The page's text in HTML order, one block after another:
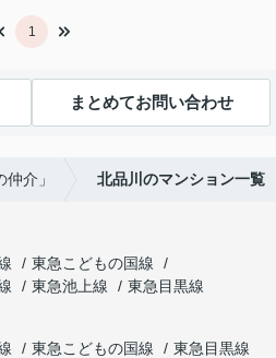
1
まとめてお問い合わせ
介」 北品川のマンション一覧
東急こどもの国線
東急池上線
東急目黒線
東急こどもの国線
東急目黒線